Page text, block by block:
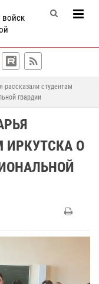
войск
рассказали студентам
гвардии
ИРКУТСКА О